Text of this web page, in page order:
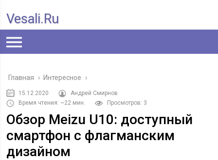
Vesali.ru
Главная › Интересное ›
15.12.2020
Андрей Смирнов
Время чтения: ~22 мин.
Просмотров: 3
Обзор Meizu U10: доступный
смартфон с флагманским
дизайном